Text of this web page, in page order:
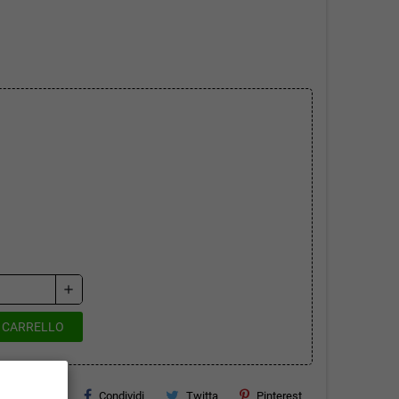
add
Condividi Twitta Pinterest